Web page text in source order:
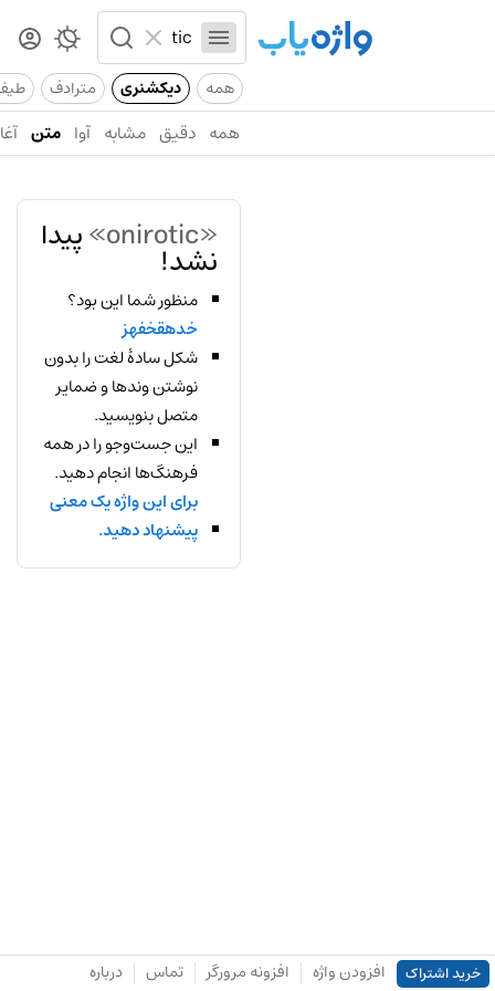
همه دیکشنری مترادف
همه دقیق مشابه آوا متن
«onirotic» پیدا
نشد!
منظور شما این بود؟
خدهقخفهز
شکل سادهٔ لغت را بدون
نوشتن وندها و ضمایر
متصل بنویسید.
این جست‌وجو را در همه
فرهنگ‌ها انجام دهید.
برای این واژه یک معنی
پیشنهاد دهید.
خرید اشتراک افزودن واژه افزونه مرورگر تماس درباره